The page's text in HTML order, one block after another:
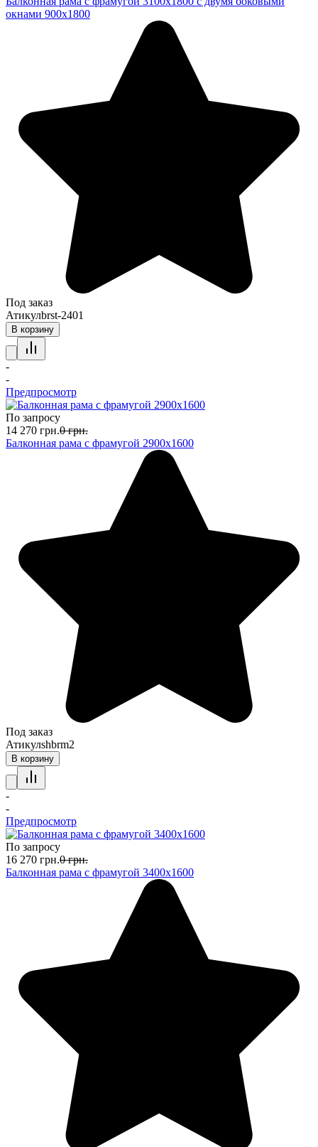
окнами 900х1800
Под заказ
Атикулbrst-2401
В корзину
-
-
Предпросмотр
По запросу
14 270 грн.0 грн.
Балконная рама с фрамугой 2900х1600
Под заказ
Атикулshbrm2
В корзину
-
-
Предпросмотр
По запросу
16 270 грн.0 грн.
Балконная рама с фрамугой 3400х1600